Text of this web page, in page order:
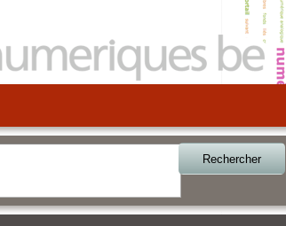
Rechercher